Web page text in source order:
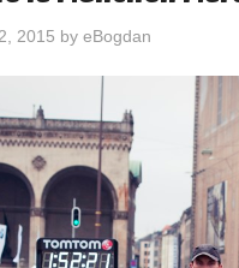
2015 by eBogdan